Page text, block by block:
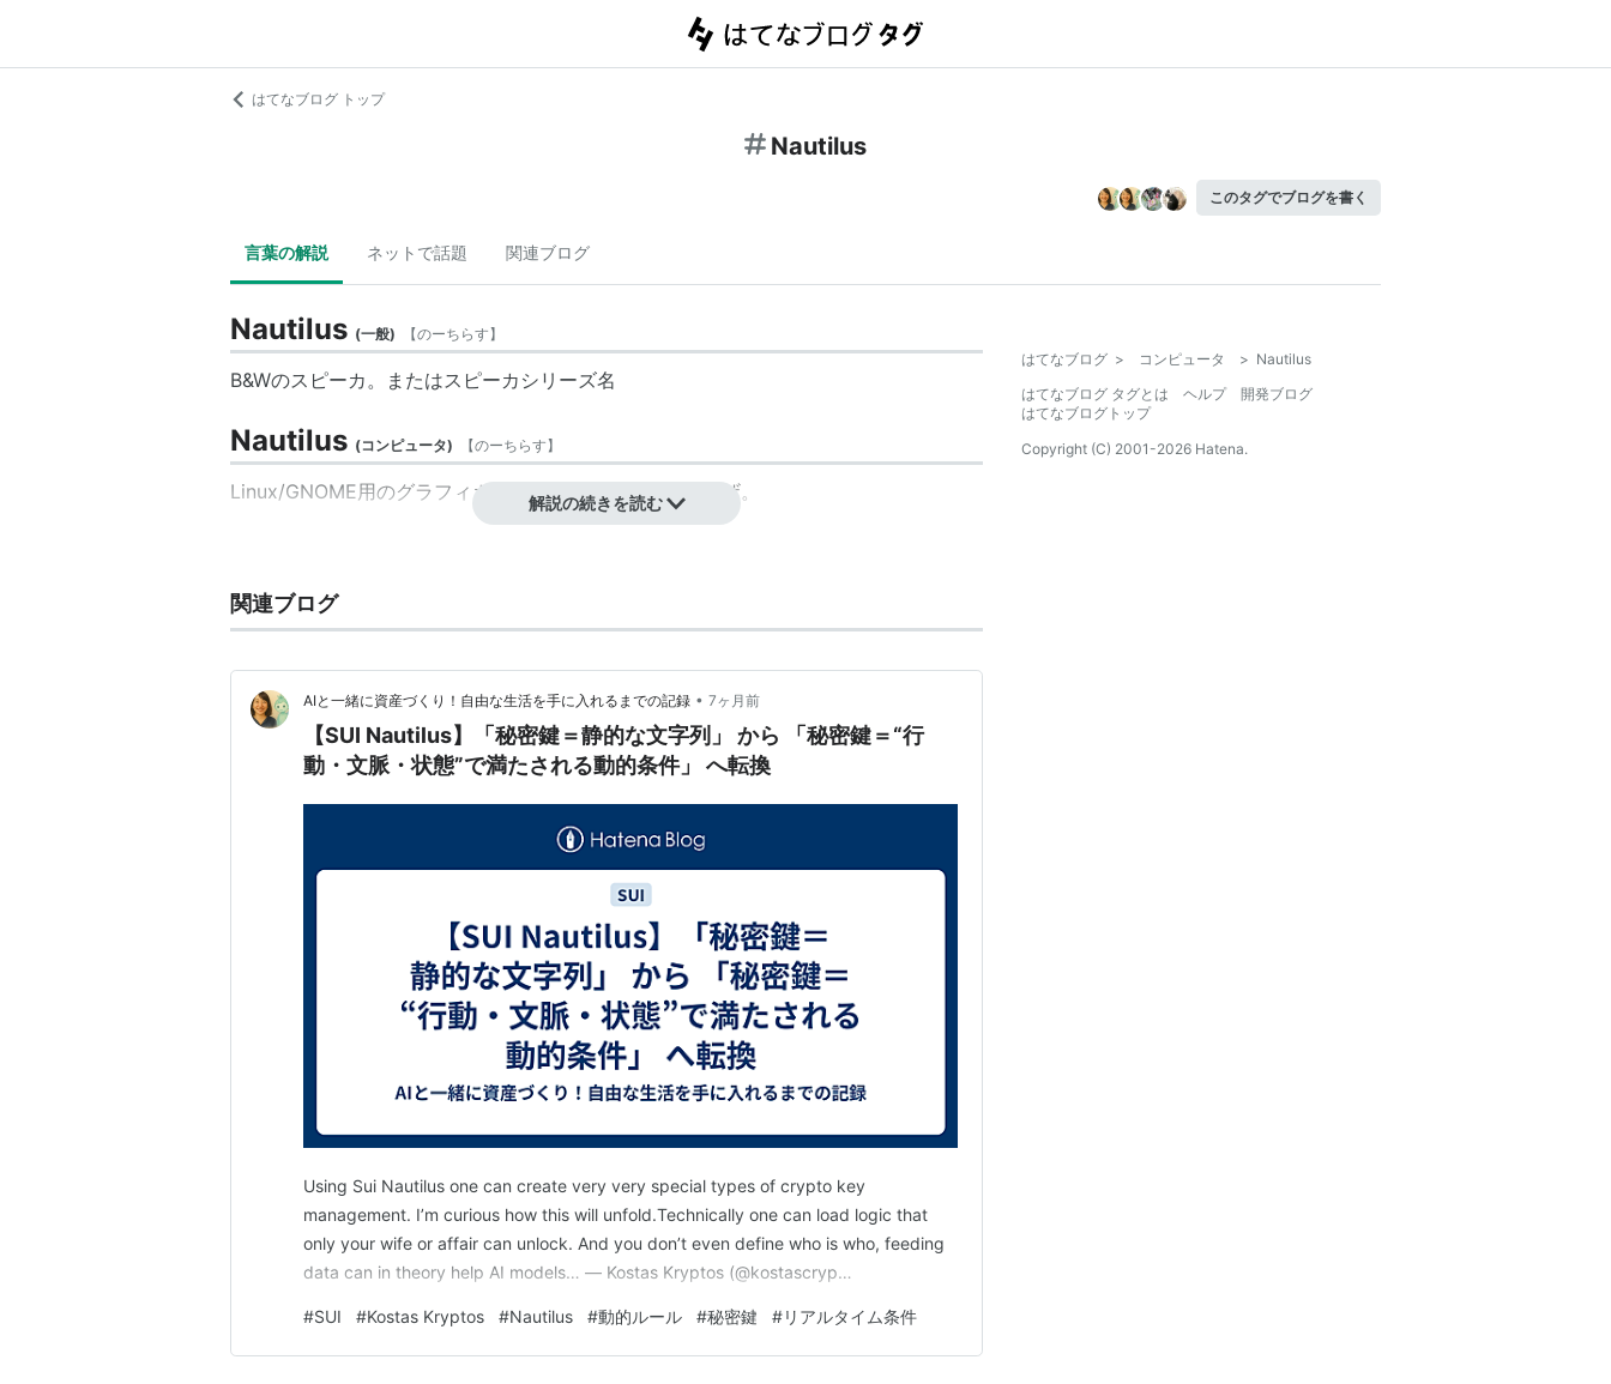
はてなブログ トップ
Nautilus
このタグでブログを書く
言葉の解説 ネットで話題 関連ブログ
Nautilus (一般) 【のーちらす】
B&Wのスピーカ。またはスピーカシリーズ名
Nautilus (コンピュータ) 【のーちらす】
Linux/GNOME用のグラフィカルシェル＆ファイルブラウザ。
GNOME 1.4から標準的なファイルブラウザとして採用された。
で開くシンプルなインターフェースが追加された。現在はこちらが標準となっている。
解説の続きを読む
関連ブログ
AIと一緒に資産づくり！自由な生活を手に入れるまでの記録 • 7ヶ月前
【SUI Nautilus】「秘密鍵＝静的な文字列」 から 「秘密鍵＝“行
動・文脈・状態”で満たされる動的条件」 へ転換
Using Sui Nautilus one can create very very special types of crypto key
management. I’m curious how this will unfold.Technically one can load logic that
only your wife or affair can unlock. And you don’t even define who is who, feeding
data can in theory help AI models… — Kostas Kryptos (@kostascryp…
#SUI #Kostas Kryptos #Nautilus #動的ルール #秘密鍵 #リアルタイム条件
はてなブログ > コンピュータ > Nautilus
はてなブログ タグとは
ヘルプ
開発ブログ
はてなブログトップ
Copyright (C) 2001-2026 Hatena.